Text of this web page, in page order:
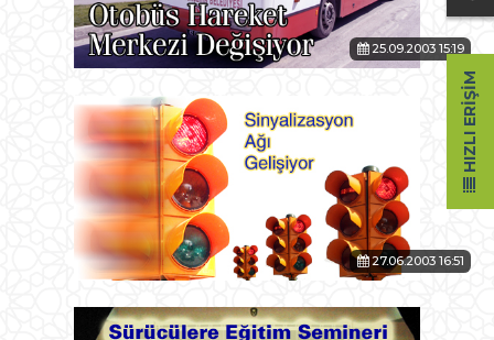
25.09.2003 15:19
27.06.2003 16:51
HIZLI ERIŞIM